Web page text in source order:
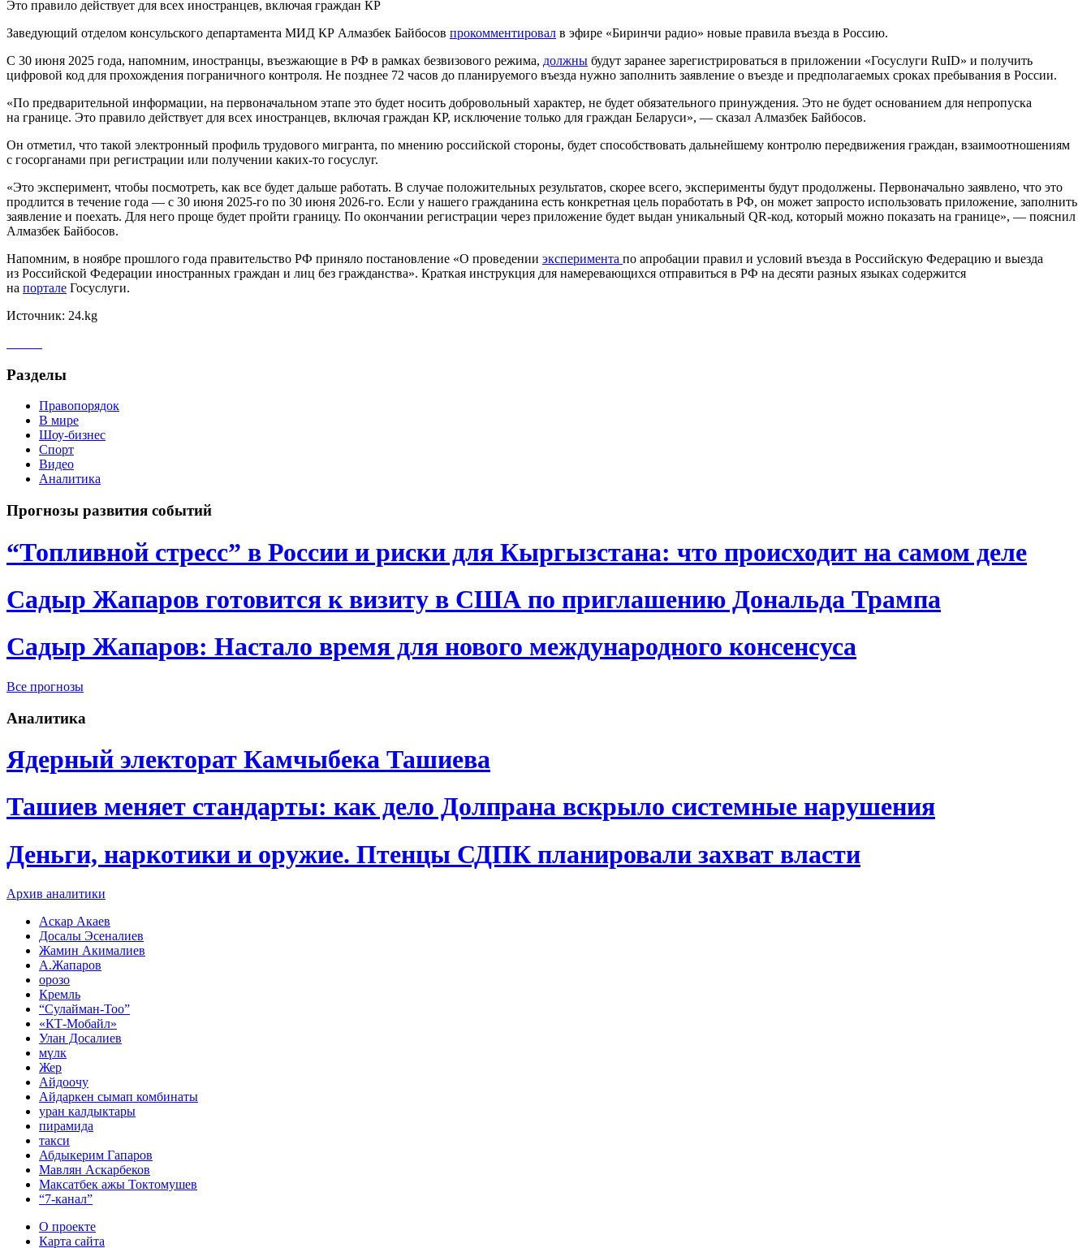
Это правило действует для всех иностранцев, включая граждан КР
Заведующий отделом консульского департамента МИД КР Алмазбек Байбосов прокомментировал в эфире «Биринчи радио» новые правила въезда в Россию.
С 30 июня 2025 года, напомним, иностранцы, въезжающие в РФ в рамках безвизового режима, должны будут заранее зарегистрироваться в приложении «Госуслуги RuID» и получить
цифровой код для прохождения пограничного контроля. Не позднее 72 часов до планируемого въезда нужно заполнить заявление о въезде и предполагаемых сроках пребывания в России.
«По предварительной информации, на первоначальном этапе это будет носить добровольный характер, не будет обязательного принуждения. Это не будет основанием для непропуска
на границе. Это правило действует для всех иностранцев, включая граждан КР, исключение только для граждан Беларуси», — сказал Алмазбек Байбосов.
Он отметил, что такой электронный профиль трудового мигранта, по мнению российской стороны, будет способствовать дальнейшему контролю передвижения граждан, взаимоотношениям
с госорганами при регистрации или получении каких-то госуслуг.
«Это эксперимент, чтобы посмотреть, как все будет дальше работать. В случае положительных результатов, скорее всего, эксперименты будут продолжены. Первоначально заявлено, что это
продлится в течение года — с 30 июня 2025-го по 30 июня 2026-го. Если у нашего гражданина есть конкретная цель поработать в РФ, он может запросто использовать приложение, заполнить
заявление и поехать. Для него проще будет пройти границу. По окончании регистрации через приложение будет выдан уникальный QR-код, который можно показать на границе», — пояснил
Алмазбек Байбосов.
Напомним, в ноябре прошлого года правительство РФ приняло постановление «О проведении эксперимента по апробации правил и условий въезда в Российскую Федерацию и выезда
из Российской Федерации иностранных граждан и лиц без гражданства». Краткая инструкция для намеревающихся отправиться в РФ на десяти разных языках содержится
на портале Госуслуги.
Источник: 24.kg
Разделы
Правопорядок
В мире
Шоу-бизнес
Спорт
Видео
Аналитика
Прогнозы развития событий
“Топливной стресс” в России и риски для Кыргызстана: что происходит на самом деле
Садыр Жапаров готовится к визиту в США по приглашению Дональда Трампа
Садыр Жапаров: Настало время для нового международного консенсуса
Все прогнозы
Аналитика
Ядерный электорат Камчыбека Ташиева
Ташиев меняет стандарты: как дело Долпрана вскрыло системные нарушения
Деньги, наркотики и оружие. Птенцы СДПК планировали захват власти
Архив аналитики
Аскар Акаев
Досалы Эсеналиев
Жамин Акималиев
А.Жапаров
орозо
Кремль
“Сулайман-Тоо”
«КТ-Мобайл»
Улан Досалиев
мүлк
Жер
Айдоочу
Айдаркен сымап комбинаты
уран калдыктары
пирамида
такси
Абдыкерим Гапаров
Мавлян Аскарбеков
Максатбек ажы Токтомушев
“7-канал”
О проекте
Карта сайта